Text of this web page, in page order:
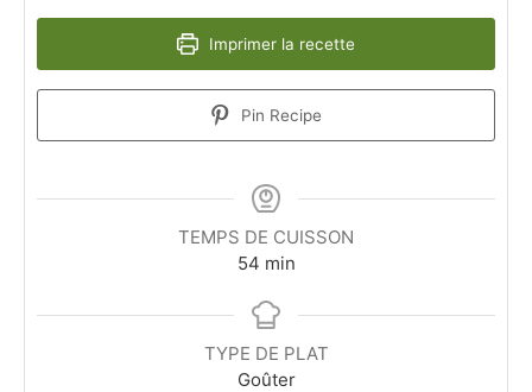
Imprimer la recette
Pin Recipe
TEMPS DE CUISSON
54minutes
min
TYPE DE PLAT
Goûter